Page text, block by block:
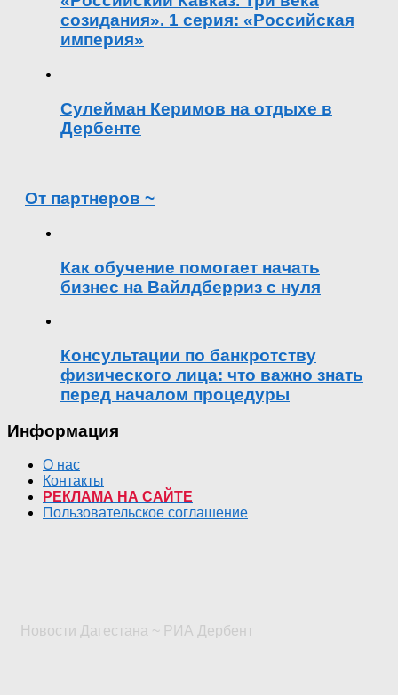
созидания». 1 серия: «Российская
империя»
Сулейман Керимов на отдыхе в
Дербенте
От партнеров ~
Как обучение помогает начать
бизнес на Вайлдберриз с нуля
Консультации по банкротству
физического лица: что важно знать
перед началом процедуры
Информация
О нас
Контакты
РЕКЛАМА НА САЙТЕ
Пользовательское соглашение
Новости Дагестана ~ РИА Дербент